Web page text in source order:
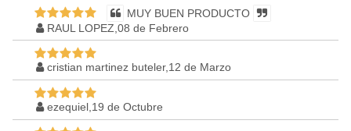
MUY BUEN PRODUCTO
RAUL LOPEZ,08 de Febrero
cristian martinez buteler,12 de Marzo
ezequiel,19 de Octubre